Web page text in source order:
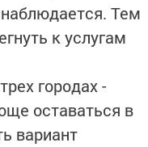
Тем
к услугам
городах -
оставаться в
вариант